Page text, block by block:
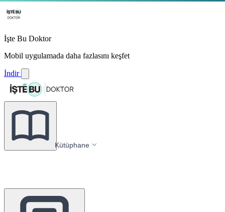
İşte Bu Doktor
Mobil uygulamada daha fazlasını keşfet
İndir
Kütüphane